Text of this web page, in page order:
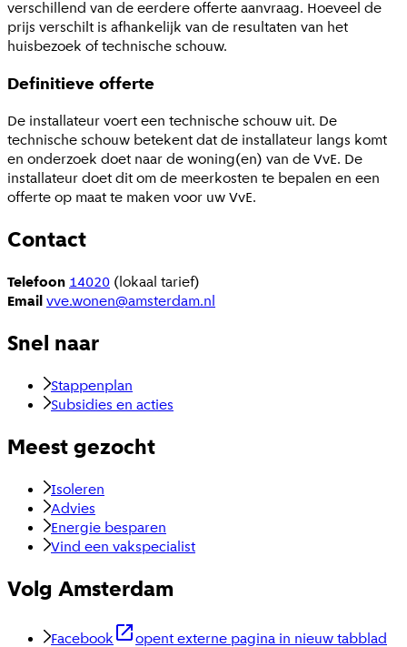
verschillend van de eerdere offerte aanvraag. Hoeveel de
prijs verschilt is afhankelijk van de resultaten van het
huisbezoek of technische schouw.
Definitieve offerte
De installateur voert een technische schouw uit. De
technische schouw betekent dat de installateur langs komt
en onderzoek doet naar de woning(en) van de VvE. De
installateur doet dit om de meerkosten te bepalen en een
offerte op maat te maken voor uw VvE.
Contact
Telefoon 14020 (lokaal tarief)
Emailvve.wonen@amsterdam.nl
Snel naar
Stappenplan
Subsidies en acties
Meest gezocht
Isoleren
Advies
Energie besparen
Vind een vakspecialist
Volg Amsterdam
Facebook opent externe pagina in nieuw tabblad